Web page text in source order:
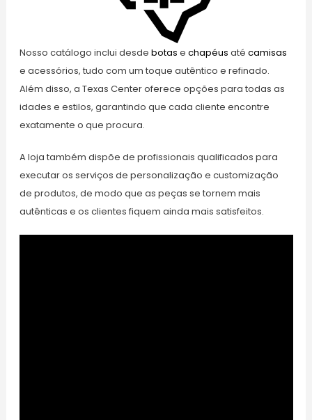
Nosso catálogo inclui desde botas e chapéus até camisas
e acessórios, tudo com um toque autêntico e refinado.
Além disso, a Texas Center oferece opções para todas as
idades e estilos, garantindo que cada cliente encontre
exatamente o que procura.
A loja também dispõe de profissionais qualificados para
executar os serviços de personalização e customização
de produtos, de modo que as peças se tornem mais
autênticas e os clientes fiquem ainda mais satisfeitos.